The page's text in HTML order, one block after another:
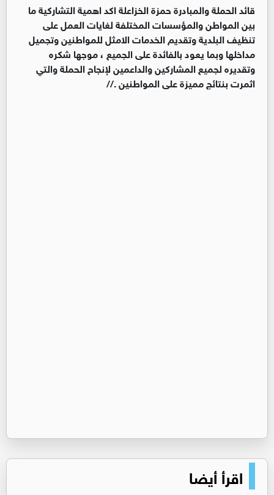
قائد الحملة والمبادرة حمزة الخزاعلة اكد اهمية التشاركية ما
بين المواطن والمؤسسات المختلفة لغايات العمل على
تنظيف البلدية وتقديم الخدمات الامثل للمواطنين وتجميل
مداخلها وبما يعود بالفائدة على الجميع ، موجها شكره
وتقديره لجميع المشاركين والداعمين لإنجاح الحملة والتي
اثمرت بنتائج مميزة على المواطنين .//
اقرأ أيضا